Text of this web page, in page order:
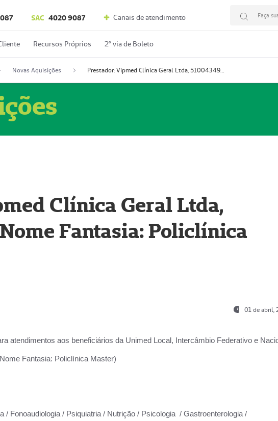
SAC 4020 9087 Canais de atendimento Faça
Recursos Próprios 2º via de Boleto
Novas Aquisições Prestador: Vipmed Clínica Geral Ltda, 51004349-0 (Nome Fantasia: Policlínica Master)
Clínica Geral Ltda,
Fantasia: Policlínica
01 de abril,
atendimentos aos beneficiários da Unimed Local, Intercâmbio Federativo e
Fantasia: Policlínica Master)
/ Fonoaudiologia / Psiquiatria / Nutrição / Psicologia / Gastroenterologia /